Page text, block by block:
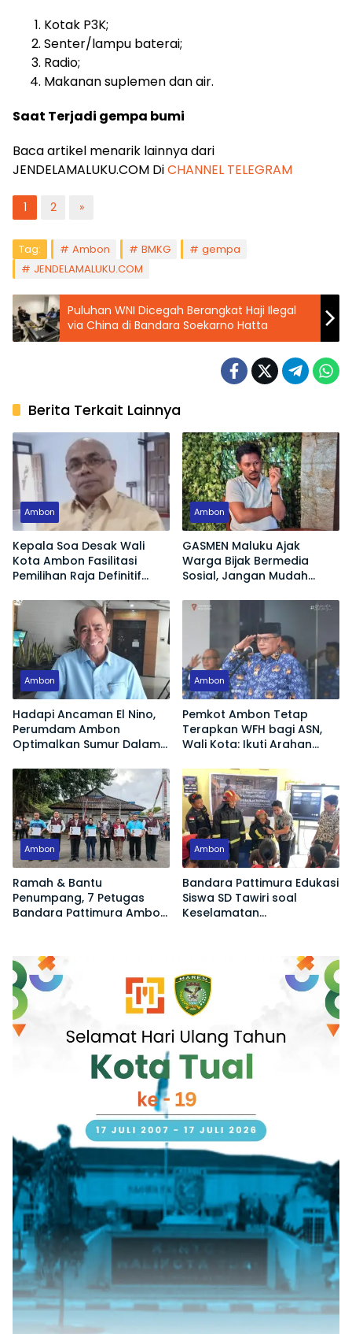
Kotak P3K;
Senter/lampu baterai;
Radio;
Makanan suplemen dan air.
Saat Terjadi gempa bumi
Baca artikel menarik lainnya dari
JENDELAMALUKU.COM DiCHANNEL TELEGRAM
1 2 »
Tag: Ambon BMKG
gempa
JENDELAMALUKU.COM
Puluhan WNI Dicegah Berangkat Haji Ilegal
via China di Bandara Soekarno Hatta
Berita Terkait Lainnya
Ambon
Kepala Soa Desak Wali
Kota Ambon Fasilitasi
Pemilihan Raja Definitif
Ambon
GASMEN Maluku Ajak
Warga Bijak Bermedia
Sosial, Jangan Mudah
Ambon
Hadapi Ancaman El Nino,
Perumdam Ambon
Optimalkan Sumur Dalam
Ambon
Pemkot Ambon Tetap
Terapkan WFH bagi ASN,
Wali Kota: Ikuti Arahan
Ambon
Ramah & Bantu
Penumpang, 7 Petugas
Bandara Pattimura Ambon
Ambon
Bandara Pattimura Edukasi
Siswa SD Tawiri soal
Keselamatan